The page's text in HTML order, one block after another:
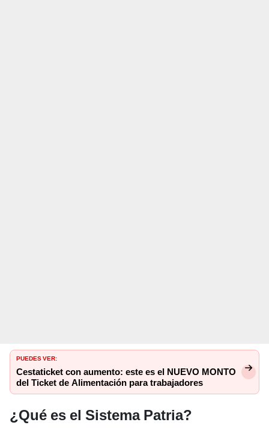
PUEDES VER:
Cestaticket con aumento: este es el NUEVO MONTO
del Ticket de Alimentación para trabajadores
¿Qué es el Sistema Patria?